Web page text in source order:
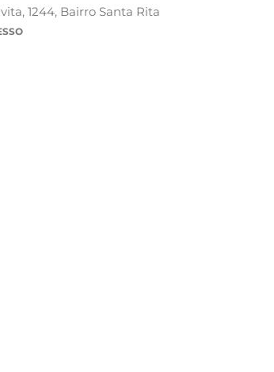
1244, Bairro Santa Rita